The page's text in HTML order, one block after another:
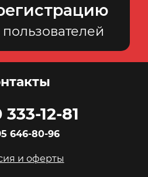
12-81
646-80-96
и оферты